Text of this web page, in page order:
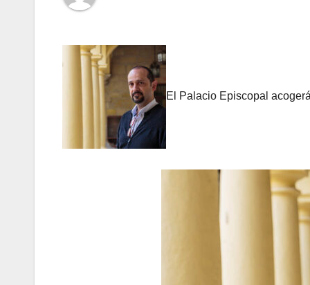
El Palacio Episcopal